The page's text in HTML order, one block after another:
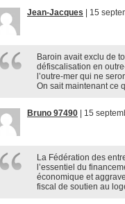
Jean-Jacques 15
Baroin avait exclu de
défiscalisation en
l’outre-mer qui ne
On sait maintenant ce
Bruno 97490 15
La Fédération des
l’essentiel du
économique et
fiscal de soutien au